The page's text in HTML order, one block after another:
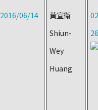
2016/06/14
黃宣衛
Shiun-
Wey
Huang